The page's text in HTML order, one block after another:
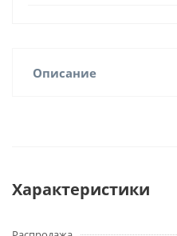
Описание
Характеристики